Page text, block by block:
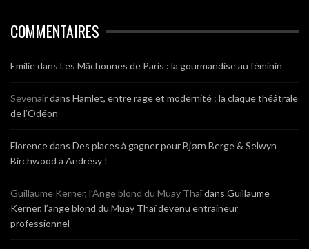
COMMENTAIRES
Emiliedans Les Mâchonnes de Paris : la gourmandise au féminin
Sevenairdans Hamlet, entre rage et modernité : la claque théâtrale
de l’Odéon
Florencedans Des places à gagner pour Bjørn Berge & Selwyn
Birchwood à Andrésy !
Guillaume Kerner, l’Ange blond du Muay Thaïdans Guillaume
Kerner, l’ange blond du Muay Thaï devenu entraineur
professionnel